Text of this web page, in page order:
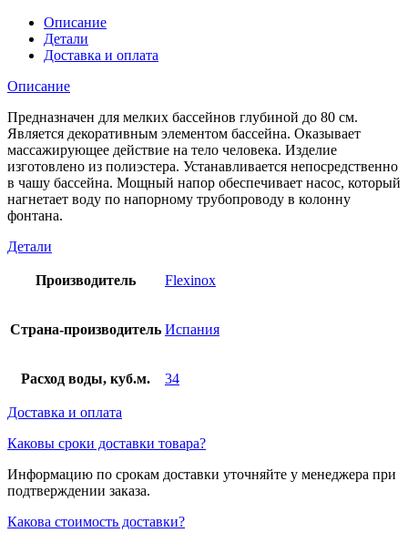
Описание
Детали
Доставка и оплата
Описание
Предназначен для мелких бассейнов глубиной до 80 см.
Является декоративным элементом бассейна. Оказывает
массажирующее действие на тело человека. Изделие
изготовлено из полиэстера. Устанавливается непосредственно
в чашу бассейна. Мощный напор обеспечивает насос, который
нагнетает воду по напорному трубопроводу в колонну
фонтана.
Детали
Производитель Flexinox
Страна-производитель Испания
Расход воды, куб.м. 34
Доставка и оплата
Каковы сроки доставки товара?
Информацию по срокам доставки уточняйте у менеджера при
подтверждении заказа.
Какова стоимость доставки?